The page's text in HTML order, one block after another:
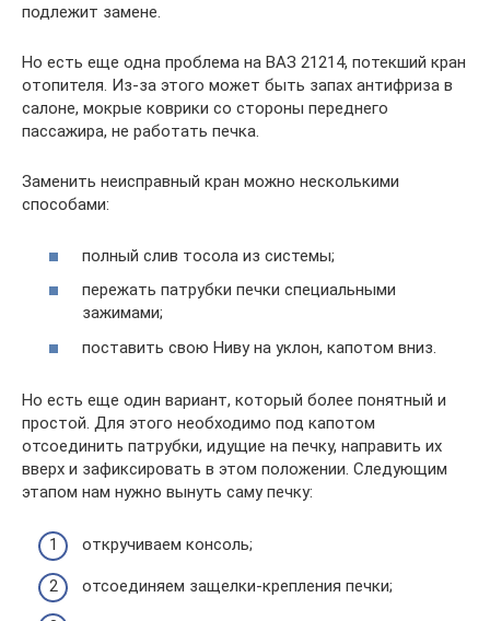
подлежит замене.
Но есть еще одна проблема на ВАЗ 21214, потекший кран
отопителя. Из-за этого может быть запах антифриза в
салоне, мокрые коврики со стороны переднего
пассажира, не работать печка.
Заменить неисправный кран можно несколькими
способами:
полный слив тосола из системы;
пережать патрубки печки специальными
зажимами;
поставить свою Ниву на уклон, капотом вниз.
Но есть еще один вариант, который более понятный и
простой. Для этого необходимо под капотом
отсоединить патрубки, идущие на печку, направить их
вверх и зафиксировать в этом положении. Следующим
этапом нам нужно вынуть саму печку:
откручиваем консоль;
отсоединяем защелки-крепления печки;